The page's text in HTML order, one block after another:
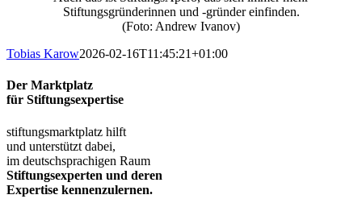
Stiftungsgründerinnen und -gründer einfinden.
(Foto: Andrew Ivanov)
Tobias Karow2026-02-16T11:45:21+01:00
Der Marktplatz
für Stiftungsexpertise
stiftungsmarktplatz hilft
und unterstützt dabei,
im deutschsprachigen Raum
Stiftungsexperten und deren
Expertise kennenzulernen.